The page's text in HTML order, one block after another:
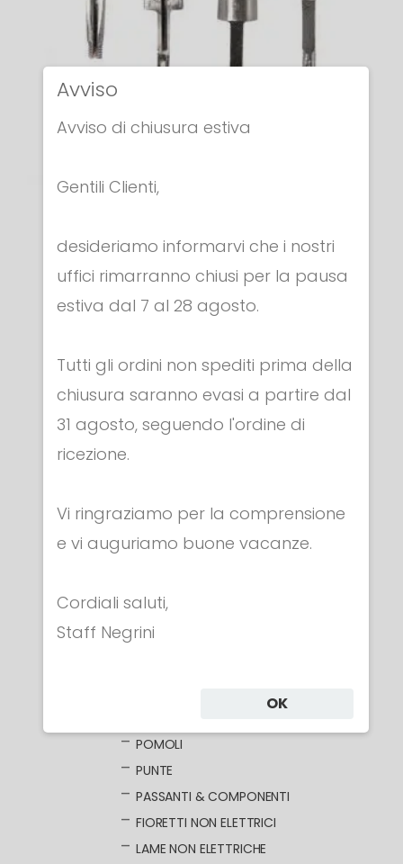
LAMA DA ELETTRIFICARE PER SPADA
€ 66.00
Categorie
ABBIGLIAMENTO
MASCHERE
FIORETTI ELETTRICI
LAME NUDE
POMOLI
PUNTE
PASSANTI & COMPONENTI
FIORETTI NON ELETTRICI
LAME NON ELETTRICHE
Avviso
Avviso di chiusura estiva
Gentili Clienti,
desideriamo informarvi che i nostri
uffici rimarranno chiusi per la pausa
estiva dal 7 al 28 agosto.
Tutti gli ordini non spediti prima della
chiusura saranno evasi a partire dal
31 agosto, seguendo l'ordine di
ricezione.
Vi ringraziamo per la comprensione
e vi auguriamo buone vacanze.
Cordiali saluti,
Staff Negrini
OK